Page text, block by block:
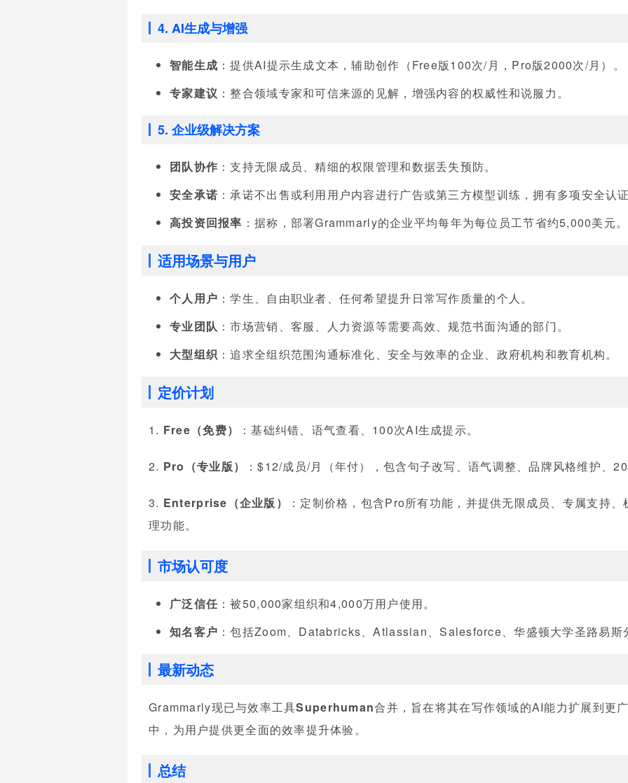
4. AI生成与增强
智能生成 ：提供AI提示生成文本，辅助创作（Free版100次/月，Pro版2000次/月）。
专家建议 ：整合领域专家和可信来源的见解，增强内容的权威性和说服力。
5. 企业级解决方案
团队协作 ：支持无限成员、精细的权限管理和数据丢失预防。
安全承诺 ：承诺不出售或利用用户内容进行广告或第三方模型训练，拥有多项安全认
高投资回报率 ：据称，部署Grammarly的企业平均每年为每位员工节省约5,000美元。
适用场景与用户
个人用户 ：学生、自由职业者、任何希望提升日常写作质量的个人。
专业团队 ：市场营销、客服、人力资源等需要高效、规范书面沟通的部门。
大型组织 ：追求全组织范围沟通标准化、安全与效率的企业、政府机构和教育机构。
定价计划
1. Free（免费） ：基础纠错、语气查看、100次AI生成提示。
2. Pro（专业版） ：$12/成员/月（年付），包含句子改写、语气调整、品牌风格维护、
3. Enterprise（企业版）
：定制价格，包含Pro所有功能，并提供无限成员、专属支持
理功能。
市场认可度
广泛信任 ：被50,000家组织和4,000万用户使用。
知名客户 ：包括Zoom、Databricks、Atlassian、Salesforce、华盛顿大学圣路易斯
最新动态
Grammarly现已与效率工具Superhuman合并，旨在将其在写作领域的AI能力扩展到更
中，为用户提供更全面的效率提升体验。
总结